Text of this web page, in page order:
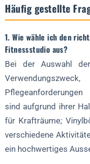
Häufig gestellte
1. Wie wähle ich den
Fitnessstudio aus?
Bei der Auswahl
sind aufgrund ihrer
für Krafträume;
verschiedene
ein hochwertiges